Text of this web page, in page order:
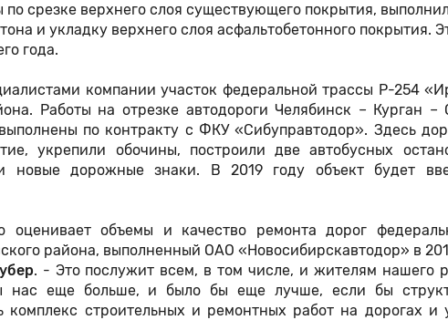
срезке верхнего слоя существующего покрытия,
и укладку верхнего слоя асфальтобетонного покрытия.
года.
компании участок федеральной трассы Р-254
Работы на отрезке автодороги Челябинск – Курган
по контракту с ФКУ «Сибуправтодор». Здесь
укрепили обочины, построили две автобусных
новые дорожные знаки. В 2019 году объект будет
оценивает объемы и качество ремонта дорог
района, выполненный ОАО «Новосибирскавтодор» в
. - Это послужит всем, в том числе, и жителям нашего
нас еще больше, и было бы еще лучше, если бы
строительных и ремонтных работ на дорогах и